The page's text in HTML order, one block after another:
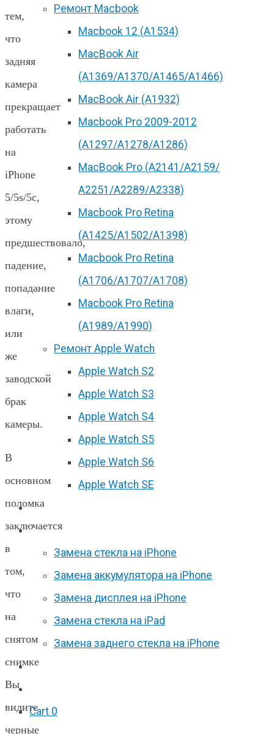
Ремонт Macbook
Macbook 12 (А1534)
MacBook Air
(A1369/A1370/A1465/A1466)
MacBook Air (A1932)
Macbook Pro 2009-2012
(A1297/A1278/A1286)
MacBook Pro (А2141/А2159/
А2251/A2289/A2338)
Macbook Pro Retina
(А1425/A1502/A1398)
Macbook Pro Retina
(А1706/A1707/A1708)
Macbook Pro Retina
(А1989/A1990)
Ремонт Apple Watch
Apple Watch S2
Apple Watch S3
Apple Watch S4
Apple Watch S5
Apple Watch S6
Apple Watch SE
Отзывы
Акции
Замена стекла на iPhone
Замена аккумулятора на iPhone
Замена дисплея на iPhone
Замена стекла на iPad
Замена заднего стекла на iPhone
Вакансии
Cart 0
тем,
что
задняя
камера
прекращает
работать
на
iPhone
5/5s/5c,
этому
предшествовало,
падение,
попадание
влаги,
или
же
заводской
брак
камеры.
В
основном
поломка
заключается
в
том,
что
на
снятом
снимке
Вы
видите
черные